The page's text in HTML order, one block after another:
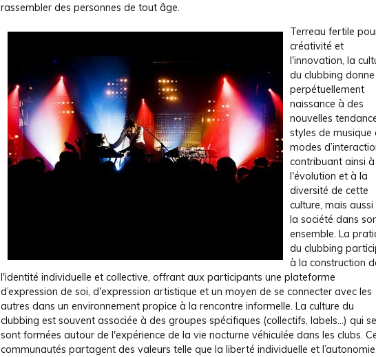
rassembler des personnes de tout âge.
Terreau fertile
créativité et
l'innovation, la
du clubbing donne
perpétuellement
naissance à des
nouvelles
styles de musique
modes
contribuant ainsi à
l'évolution et à la
diversité de cette
culture, mais aussi
la société dans
ensemble. La
du clubbing
à la construction
l'identité individuelle et collective, offrant aux participants une plateforme
d’expression de soi, d'expression artistique et un moyen de se connecter avec les
autres dans un environnement propice à la rencontre informelle. La culture du
clubbing est souvent associée à des groupes spécifiques (collectifs, labels...) qui se
sont formées autour de l'expérience de la vie nocturne véhiculée dans les clubs.
communautés partagent des valeurs telle que la liberté individuelle et